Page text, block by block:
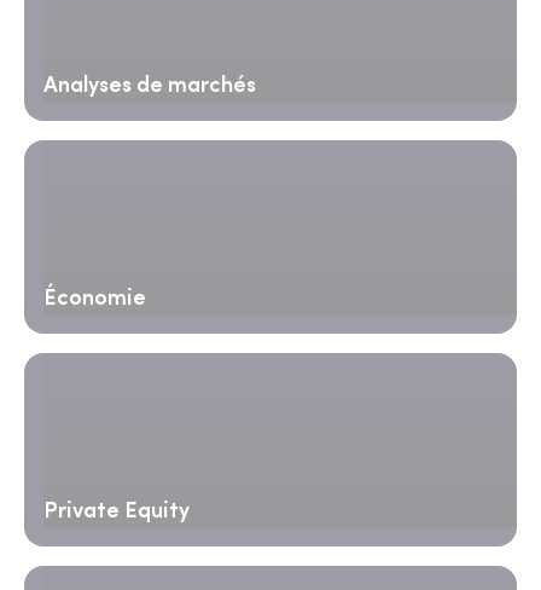
Analyses de marchés
Économie
Private Equity